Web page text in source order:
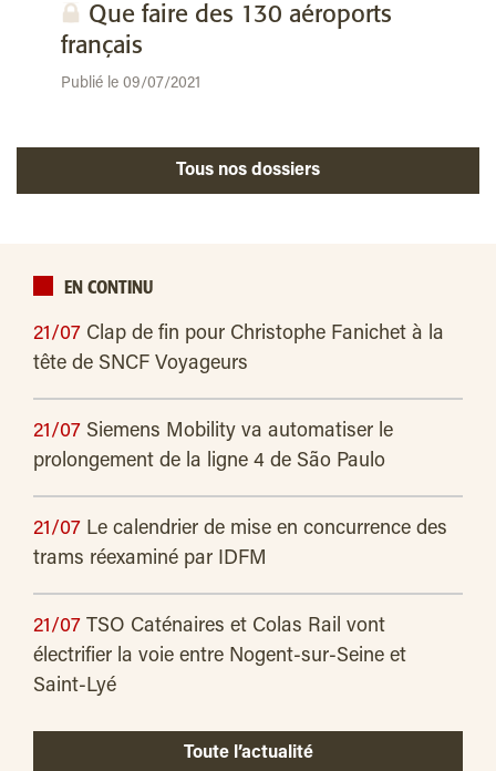
Que faire des 130 aéroports
français
Publié le 09/07/2021
Tous nos dossiers
EN CONTINU
21/07 Clap de fin pour Christophe Fanichet à la
tête de SNCF Voyageurs
21/07 Siemens Mobility va automatiser le
prolongement de la ligne 4 de São Paulo
21/07 Le calendrier de mise en concurrence des
trams réexaminé par IDFM
21/07 TSO Caténaires et Colas Rail vont
électrifier la voie entre Nogent-sur-Seine et
Saint-Lyé
Toute l’actualité